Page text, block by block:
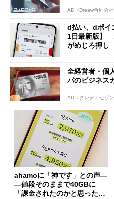
AD（Dreaw合同会社
d払い、dポイ
1日最新版】
がめじろ押し
全経営者・個
パのビジネス
AD（クレディセゾン
ahamoに「神です」との声―
―値段そのままで40GBに
「課金されたのかと思った」